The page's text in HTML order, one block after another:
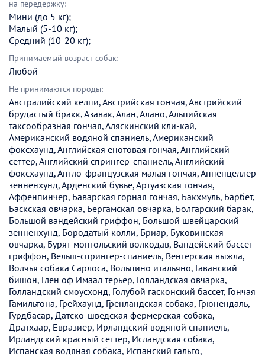
на передержку:
Мини (до 5 кг);
Малый (5-10 кг);
Средний (10-20 кг);
Принимаемый возраст собак:
Любой
Не принимаются породы:
Австралийский келпи, Австрийская гончая, Австрийский
брудастый бракк, Азавак, Алан, Алано, Альпийская
таксообразная гончая, Аляскинский кли-кай,
Американский водяной спаниель, Американский
фоксхаунд, Английская енотовая гончая, Английский
сеттер, Английский спрингер-спаниель, Английский
фоксхаунд, Англо-французская малая гончая, Аппенцеллер
зенненхунд, Арденский бувье, Артуазская гончая,
Аффенпинчер, Баварская горная гончая, Бакхмуль, Барбет,
Баскская овчарка, Бергамская овчарка, Болгарский барак,
Большой вандейский гриффон, Большой швейцарский
зенненхунд, Бородатый колли, Бриар, Буковинская
овчарка, Бурят-монгольский волкодав, Вандейский бассет-
гриффон, Вельш-спрингер-спаниель, Венгерская выжла,
Волчья собака Сарлоса, Вольпино итальяно, Гаванский
бишон, Глен оф Имаал терьер, Голландская овчарка,
Голландский смоусхонд, Голубой гасконский бассет, Гончая
Гамильтона, Грейхаунд, Гренландская собака, Грюнендаль,
Гурдбасар, Датско-шведская фермерская собака,
Дратхаар, Евразиер, Ирландский водяной спаниель,
Ирландский красный сеттер, Исландская собака,
Испанская водяная собака, Испанский гальго,